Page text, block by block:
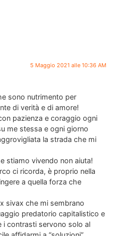
5 Maggio 2021 alle 10:36 AM
sono nutrimento per
di verità e di amore!
pazienza e coraggio ogni
me stessa e ogni giorno
la strada che mi
stiamo vivendo non aiuta!
ci ricorda, è proprio nella
a quella forza che
sivax che mi sembrano
predatorio capitalistico e
i contrasti servono solo al